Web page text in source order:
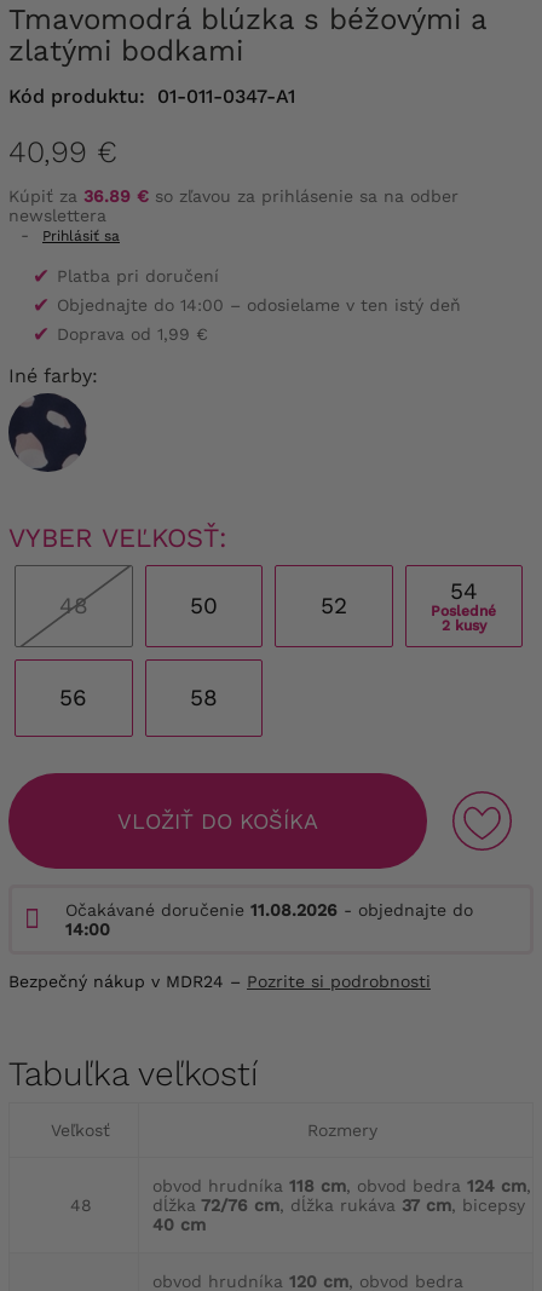
Tmavomodrá blúzka s béžovými a
zlatými bodkami
Kód produktu: 01-011-0347-A1
40,99 €
Kúpiť za 36.89 € so zľavou za prihlásenie sa na odber
newslettera
-
Prihlásiť sa
✔ Platba pri doručení
✔ Objednajte do 14:00 – odosielame v ten istý deň
✔ Doprava od 1,99 €
Iné farby:
VYBER VEĽKOSŤ:
48 50 52
54
Posledné
2 kusy
56 58
VLOŽIŤ DO KOŠÍKA
Očakávané doručenie 11.08.2026 - objednajte do
14:00
Bezpečný nákup v MDR24 – Pozrite si podrobnosti
Tabuľka veľkostí
Veľkosť Rozmery
48
obvod hrudníka 118 cm, obvod bedra 124 cm,
dĺžka 72/76 cm, dĺžka rukáva 37 cm, bicepsy
40 cm
obvod hrudníka 120 cm, obvod bedra